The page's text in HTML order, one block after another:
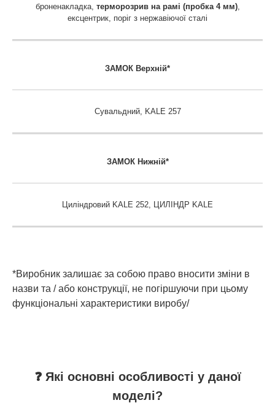
броненакладка, терморозрив на рамі (пробка 4 мм),
ексцентрик, поріг з нержавіючої сталі
ЗАМОК Верхній*
Сувальдний, KALE 257
ЗАМОК Нижній*
Циліндровий KALE 252, ЦИЛІНДР KALE
*Виробник залишає за собою право вносити зміни в
назви та / або конструкції, не погіршуючи при цьому
функціональні характеристики виробу/
❓ Які основні особливості у даної
моделі?